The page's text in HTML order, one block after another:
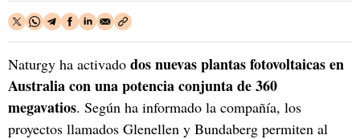
Naturgy ha activado dos nuevas plantas fotovoltaicas en
Australia con una potencia conjunta de 360
megavatios. Según ha informado la compañía, los
proyectos llamados Glenellen y Bundaberg permiten al